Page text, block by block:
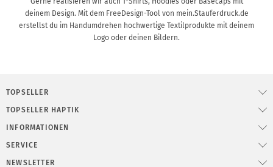
deinem Design. Mit dem FreeDesign-Tool von mein.Stauferdruck.de
erstellst du im Handumdrehen hochwertige Textilprodukte mit deinem
Logo oder deinen Bildern.
TOPSELLER
TOPSELLER HAPTIK
INFORMATIONEN
SERVICE
NEWSLETTER